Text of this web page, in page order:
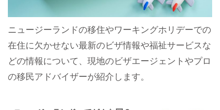
ニュージーランドの移住やワーキングホリデーでの
在住に欠かせない最新のビザ情報や福祉サービスな
どの情報について、現地のビザエージェントやプロ
の移民アドバイザーが紹介します。